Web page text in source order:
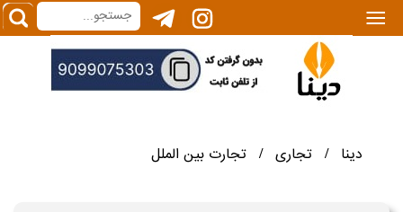
|||
دینا / تجاری / تجارت بین الملل